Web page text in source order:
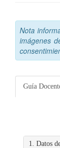
Nota
imágenes
Guía
1. Datos